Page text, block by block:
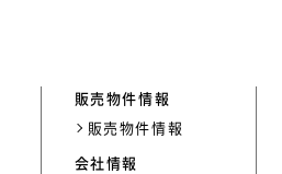
販売物件情報
販売物件情報
会社情報